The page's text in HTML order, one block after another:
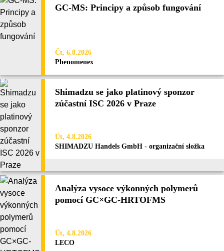
GC-MS: Principy a způsob fungování
Čt, 6.8.2026
Phenomenex
Shimadzu se jako platinový sponzor
zúčastní ISC 2026 v Praze
Út, 4.8.2026
SHIMADZU Handels GmbH - organizační složka
Analýza vysoce výkonných polymerů
pomocí GC×GC-HRTOFMS
Út, 4.8.2026
LECO